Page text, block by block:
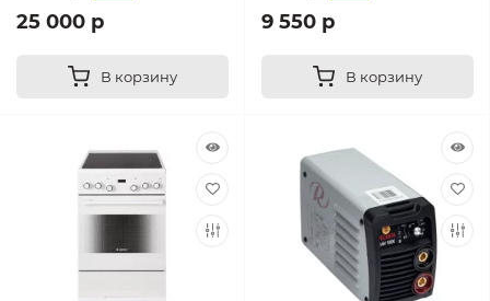
25 000 р
В корзину
9 550 р
В корзину